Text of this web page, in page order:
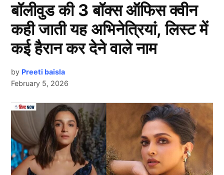
सनराइजर्स हैदराबाद के फ़ास्ट बॉलर उमरान मालिक ने इस साल
Next Article
बॉलीवुड की 3 बॉक्स ऑफिस क्वीन
कही जाती यह अभिनेत्रियां, लिस्ट में
कई हैरान कर देने वाले नाम
by Preeti baisla
February 5, 2026